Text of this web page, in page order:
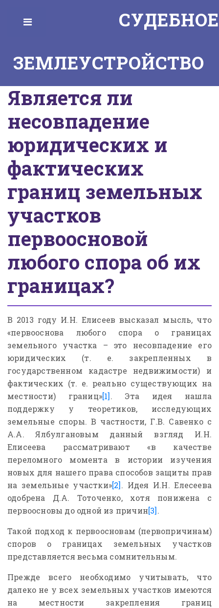
СУДЕБНОЕ
ЗЕМЛЕУСТРОЙСТВО
Является ли
несовпадение
юридических и
фактических
границ земельных
участков
первоосновой
любого спора об их
границах?
В 2013 году И.Н. Елисеев высказал мысль, что
«первооснова любого спора о границах
земельного участка – это несовпадение его
юридических (т. е. закрепленных в
государственном кадастре недвижимости) и
фактических (т. е. реально существующих на
местности) границ»[1] . Эта идея нашла
поддержку у теоретиков, исследующих
земельные споры. В частности, Г.В. Савенко с
А.А. Ялбулгановым данный взгляд И.Н.
Елисеева рассматривают «в качестве
переломного момента в истории изучения
новых для нашего права способов защиты прав
на земельные участки»[2] . Идея И.Н. Елесеева
одобрена Д.А. Тоточенко, хотя понижена с
первоосновы до одной из причин[3] .
Такой подход к первоосновам (первопричинам)
споров о границах земельных участков
представляется весьма сомнительным.
Прежде всего необходимо учитывать, что
далеко не у всех земельных участков имеются
на местности закрепления границ
1. Процесс производства судебной
подготовительные работы
правильной организации процесса
В статье